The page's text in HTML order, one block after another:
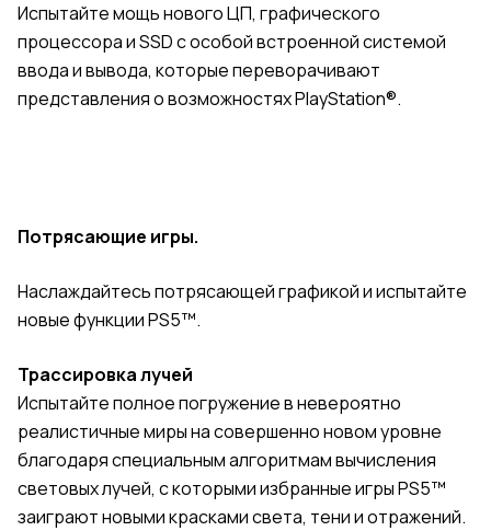
Испытайте мощь нового ЦП, графического
процессора и SSD с особой встроенной системой
ввода и вывода, которые переворачивают
представления о возможностях PlayStation®.
Потрясающие игры.
Наслаждайтесь потрясающей графикой и испытайте
новые функции PS5™.
Трассировка лучей
Испытайте полное погружение в невероятно
реалистичные миры на совершенно новом уровне
благодаря специальным алгоритмам вычисления
световых лучей, с которыми избранные игры PS5™
заиграют новыми красками света, тени и отражений.